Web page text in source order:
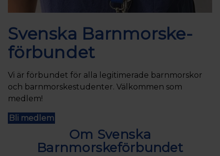
Svenska Barnmorske­
förbundet
Vi är förbundet för alla legitimerade barnmorskor
och barnmorskestudenter. Välkommen som
medlem!
Bli medlem
Om Svenska
Barnmorskeförbundet